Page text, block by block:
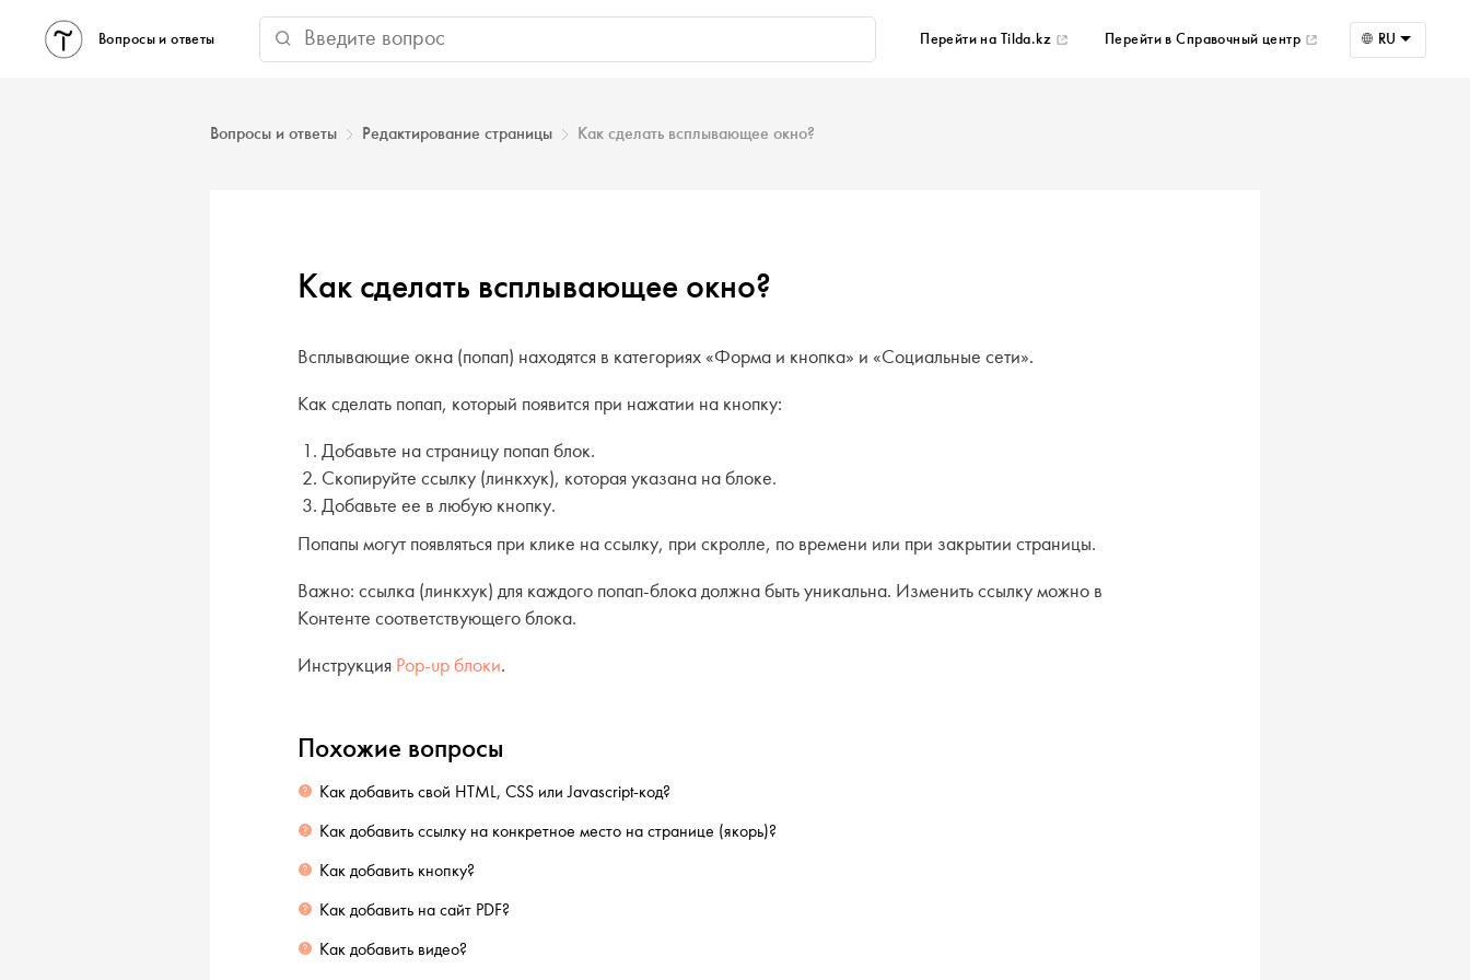
Вопросы и ответы Перейти на Tilda.kz Перейти в Справочный центр RU
Вопросы и ответы Редактирование страницы Как сделать всплывающее окно?
Как сделать всплывающее окно?
Всплывающие окна (попап) находятся в категориях «Форма и кнопка» и «Социальные сети».
Как сделать попап, который появится при нажатии на кнопку:
Добавьте на страницу попап блок.
Скопируйте ссылку (линкхук), которая указана на блоке.
Добавьте ее в любую кнопку.
Попапы могут появляться при клике на ссылку, при скролле, по времени или при закрытии страницы.
Важно: ссылка (линкхук) для каждого попап-блока должна быть уникальна. Изменить ссылку можно в
Контенте соответствующего блока.
Инструкция Pop-up блоки.
Похожие вопросы
Как добавить свой HTML, CSS или Javascript-код?
Как добавить ссылку на конкретное место на странице (якорь)?
Как добавить кнопку?
Как добавить на сайт PDF?
Как добавить видео?